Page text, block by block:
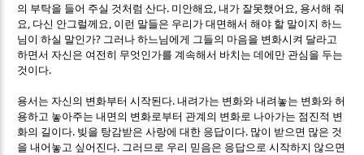
의 부탁을 들어 주실 것처럼 산다. 미안해요 ,내가 잘못했어요 , 용서해 줘
요 , 다신 안그럴께요 , 이런 말들은 우리가 대면해서 해야 할 말이지 하느
님이 하실 말인가? 그러나 하느님에게 그들의 마음을 변화시켜 달라고
하면서 자신은 여전히 무엇인가를 계속해서 바치는 데에만 관심을 두는
것이다.
용서는 자신의 변화부터 시작된다.내려가는 변화와 내려놓는 변화와 허
용하고 놓아주는 내면의 변화로부터 관계의 변화로 나아가는 점진적 변
화의 길이다. 빚을 탕감받은 사랑에 대한 응답이다. 많이 받으면 많은 것
을 내어놓고 싶어진다. 그러므로 우리 믿음은 응답으로 시작하지 않으면